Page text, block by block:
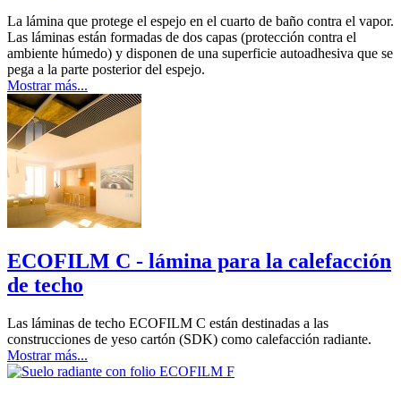
La lámina que protege el espejo en el cuarto de baño contra el vapor.
Las láminas están formadas de dos capas (protección contra el
ambiente húmedo) y disponen de una superficie autoadhesiva que se
pega a la parte posterior del espejo.
Mostrar más...
ECOFILM C - lámina para la calefacción
de techo
Las láminas de techo ECOFILM C están destinadas a las
construcciones de yeso cartón (SDK) como calefacción radiante.
Mostrar más...